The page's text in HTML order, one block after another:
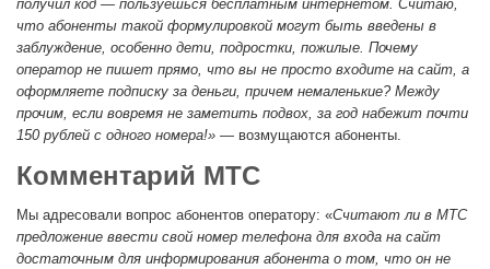
получил код — пользуешься бесплатным интернетом. Считаю,
что абоненты такой формулировкой могут быть введены в
заблуждение, особенно дети, подростки, пожилые. Почему
оператор не пишет прямо, что вы не просто входите на сайт, а
оформляете подписку за деньги, причем немаленькие? Между
прочим, если вовремя не заметить подвох, за год набежит почти
150 рублей с одного номера!» — возмущаются абоненты.
Комментарий МТС
Мы адресовали вопрос абонентов оператору: «Считают ли в МТС
предложение ввести свой номер телефона для входа на сайт
достаточным для информирования абонента о том, что он не